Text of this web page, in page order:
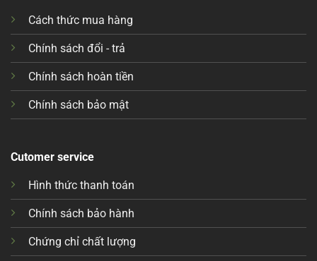
Cách thức mua hàng
Chính sách đổi - trả
Chính sách hoàn tiền
Chính sách bảo mật
Cutomer service
Hình thức thanh toán
Chính sách bảo hành
Chứng chỉ chất lượng